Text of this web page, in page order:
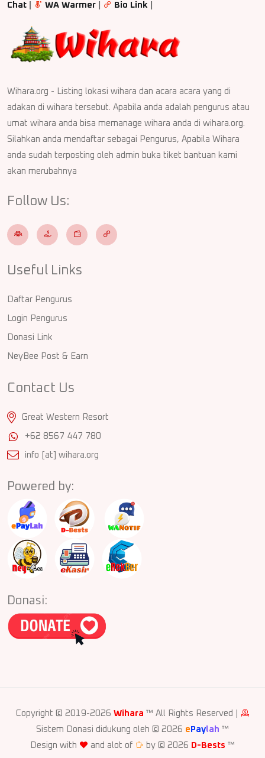
Chat
WA Warmer Bio Link
Wihara.org - Listing lokasi wihara dan acara acara yang di
adakan di wihara tersebut. Apabila anda adalah pengurus atau
umat wihara anda bisa memanage wihara anda di wihara.org.
Silahkan anda mendaftar sebagai Pengurus, Apabila Wihara
anda sudah terposting oleh admin buka tiket bantuan kami
akan merubahnya
Follow Us:
Useful Links
Daftar Pengurus
Login Pengurus
Donasi Link
NeyBee Post & Earn
Contact Us
Great Western Resort
+62 8567 447 780
info [at] wihara.org
Powered by:
Donasi:
Copyright © 2019-2026 Wihara ™ All Rights Reserved |
Sistem Donasi didukung oleh © 2026 ePaylah ™
Design with
and alot of by © 2026 D-Bests ™